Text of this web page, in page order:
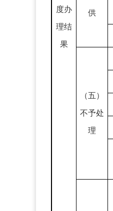
度办
理结
果
供
（五）
不予处
理